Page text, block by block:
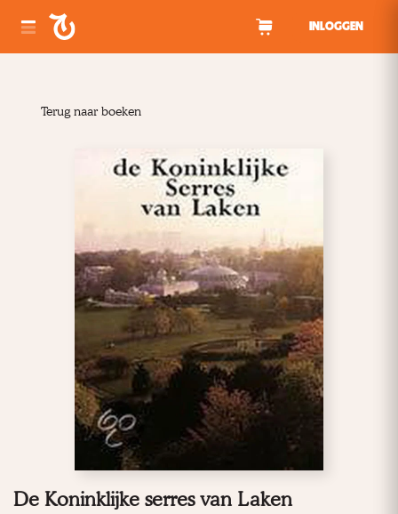
INLOGGEN
Terug naar boeken
De Koninklijke serres van Laken